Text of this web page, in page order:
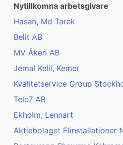
Nytillkomna arbetsgivare
Hasan, Md Tarek
Belit AB
MV Åkeri AB
Jemal Kelil, Kemer
Kvalitetservice Group
Tele7 AB
Ekholm, Lennart
Aktiebolaget Elinstallationer